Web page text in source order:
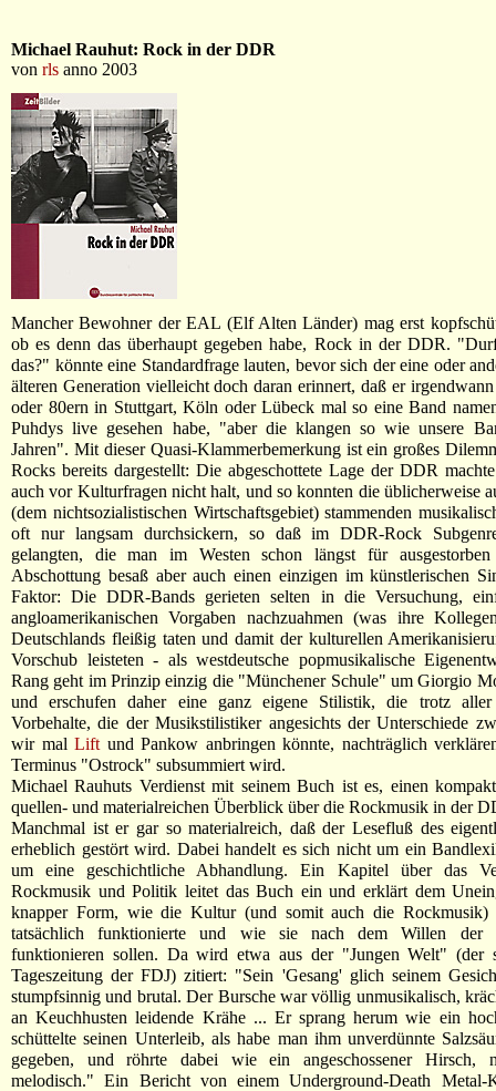
Michael Rauhut: Rock in der DDR
von rls anno 2003
Mancher Bewohner der EAL (Elf Alten Länder) mag erst
ob es denn das überhaupt gegeben habe, Rock in der DDR.
das?" könnte eine Standardfrage lauten, bevor sich der eine oder
älteren Generation vielleicht doch daran erinnert, daß er
oder 80ern in Stuttgart, Köln oder Lübeck mal so eine Band
Puhdys live gesehen habe, "aber die klangen so wie unsere
Jahren". Mit dieser Quasi-Klammerbemerkung ist ein großes
Rocks bereits dargestellt: Die abgeschottete Lage der DDR
auch vor Kulturfragen nicht halt, und so konnten die üblicherweise
(dem nichtsozialistischen Wirtschaftsgebiet) stammenden
oft nur langsam durchsickern, so daß im DDR-Rock
gelangten, die man im Westen schon längst für
Abschottung besaß aber auch einen einzigen im künstlerischen
Faktor: Die DDR-Bands gerieten selten in die Versuchung,
angloamerikanischen Vorgaben nachzuahmen (was ihre
Deutschlands fleißig taten und damit der kulturellen
Vorschub leisteten - als westdeutsche popmusikalische
Rang geht im Prinzip einzig die "Münchener Schule" um Giorgio
und erschufen daher eine ganz eigene Stilistik, die trotz aller
Vorbehalte, die der Musikstilistiker angesichts der Unterschiede
wir mal Lift und Pankow anbringen könnte, nachträglich
Terminus "Ostrock" subsummiert wird.
Michael Rauhuts Verdienst mit seinem Buch ist es, einen
quellen- und materialreichen Überblick über die Rockmusik in der
Manchmal ist er gar so materialreich, daß der Lesefluß des
erheblich gestört wird. Dabei handelt es sich nicht um ein
um eine geschichtliche Abhandlung. Ein Kapitel über das
Rockmusik und Politik leitet das Buch ein und erklärt dem
knapper Form, wie die Kultur (und somit auch die
tatsächlich funktionierte und wie sie nach dem Willen der
funktionieren sollen. Da wird etwa aus der "Jungen Welt" (der
Tageszeitung der FDJ) zitiert: "Sein 'Gesang' glich seinem
stumpfsinnig und brutal. Der Bursche war völlig unmusikalisch,
an Keuchhusten leidende Krähe ... Er sprang herum wie ein
schüttelte seinen Unterleib, als habe man ihm unverdünnte
gegeben, und röhrte dabei wie ein angeschossener Hirsch,
melodisch." Ein Bericht von einem Underground-Death Metal-